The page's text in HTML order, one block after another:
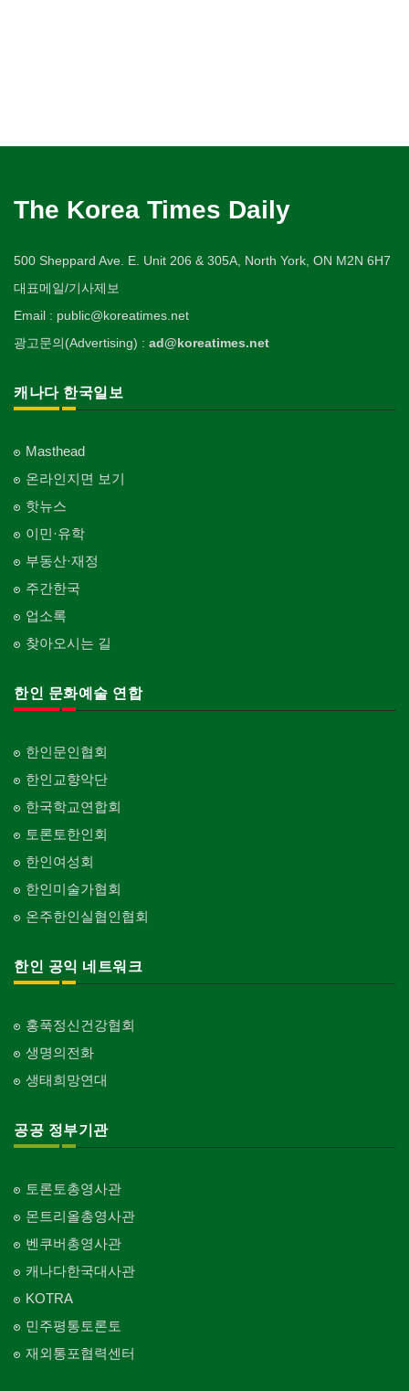
The Korea Times Daily
500 Sheppard Ave. E. Unit 206 & 305A, North York, ON M2N 6H7
대표메일/기사제보
Email : public@koreatimes.net
광고문의(Advertising) : ad@koreatimes.net
캐나다 한국일보
Masthead
온라인지면 보기
핫뉴스
이민·유학
부동산·재정
주간한국
업소록
찾아오시는 길
한인 문화예술 연합
한인문인협회
한인교향악단
한국학교연합회
토론토한인회
한인여성회
한인미술가협회
온주한인실협인협회
한인 공익 네트워크
홍푹정신건강협회
생명의전화
생태희망연대
공공 정부기관
토론토총영사관
몬트리올총영사관
벤쿠버총영사관
캐나다한국대사관
KOTRA
민주평통토론토
재외통포협력센터